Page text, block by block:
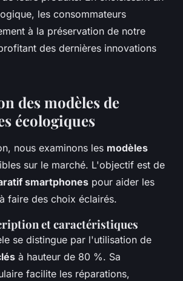
les consommateurs
à la préservation de notre
des dernières innovations
des modèles de
écologiques
nous examinons les modèles
sur le marché. L'objectif est de
smartphones pour aider les
faire des choix éclairés.
et caractéristiques
se distingue par l'utilisation de
à hauteur de 80 %. Sa
facilite les réparations,